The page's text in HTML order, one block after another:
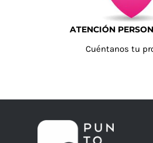
ATENCIÓN
Cuéntanos tu